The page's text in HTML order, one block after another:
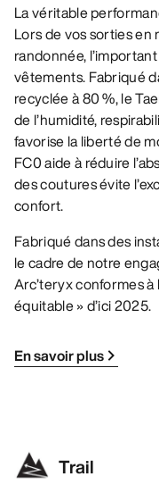
La véritable
Lors de vos sorties
randonnée,
vêtements. Fabriqué
recyclée à 80 %, le
de l’humidité,
favorise la liberté de
FC0 aide à réduire
des coutures évite
confort.
Fabriqué dans des
le cadre de notre
Arc’teryx conformes
équitable » d’ici 2025.
En savoir plus
Trail